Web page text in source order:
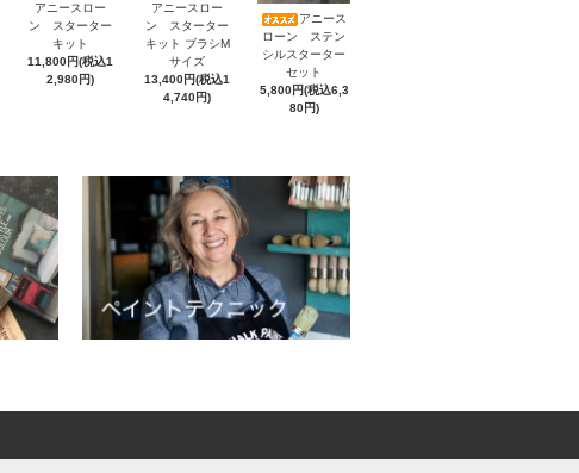
アニースロー
ン スターター
キット
11,800円(税込1
2,980円)
アニースロー
ン スターター
キット ブラシM
サイズ
13,400円(税込1
4,740円)
アニース
ローン ステン
シルスターター
セット
5,800円(税込6,3
80円)